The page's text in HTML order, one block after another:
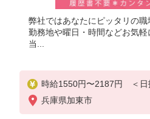
弊社ではあなたにピッタリの
勤務地や曜日・時間などお気
当...
時給1550円〜2187円 ＜日
全支給(ガソリン代含む)＞
兵庫県加東市